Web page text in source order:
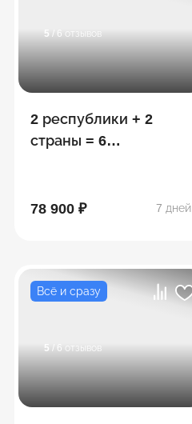
5 / 6 отзывов
2 республики + 2
страны = 6
- Осетия - Грузия
78 900 ₽ 7 дней
Всё и сразу
5 / 6 отзывов